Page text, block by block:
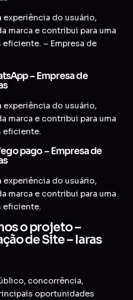
do usuário,
marca e contribui para uma
– Empresa de
– Empresa de
do usuário,
marca e contribui para uma
eficiente.
pago – Empresa de
do usuário,
marca e contribui para uma
eficiente.
o projeto –
de Site – Iaras
concorrência,
oportunidades